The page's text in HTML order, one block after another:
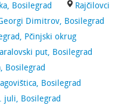
Bosilegrad
Rajčilovci
Dimitrov, Bosilegrad
Pčinjski okrug
put, Bosilegrad
Bosilegrad
Bosilegrad
juli, Bosilegrad